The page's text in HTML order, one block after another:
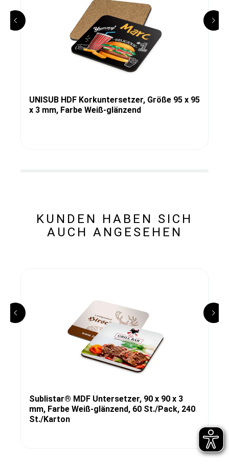
UNISUB HDF Korkuntersetzer, Größe 95 x 95
x 3 mm, Farbe Weiß-glänzend
KUNDEN HABEN SICH
AUCH ANGESEHEN
Sublistar® MDF Untersetzer, 90 x 90 x 3
mm, Farbe Weiß-glänzend, 60 St./Pack, 240
St./Karton